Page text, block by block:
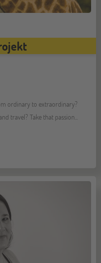
ordinary to extraordinary?
travel? Take that passion...